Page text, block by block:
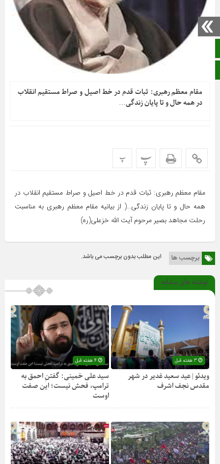
صفحه نخست
مقام معظم رهبری: ثبات قدم در خط اصیل و صراط مستقیم انقلاب
در همه حال و تا پایان زندگی…
پ پ
مقام معظم رهبری: ثبات قدم در خط اصیل و صراط مستقیم انقلاب در
همه حال و تا پایان زندگی…( از بیانیه مقام معظم رهبری به مناسبت
رحلت مجاهد بصیر مرحوم آیت الله خزعلی(ره)
برچسب ها این مطلب بدون برچسب می باشد.
نوشته های مشابه
3 هفته قبل
ویدئو | عید سعید غدیر در شهر
مقدس نجف اشرف
سید علی خمینی: گفتنِ احمق به
ترامپ، فحش نیست؛ این صفت
اوست